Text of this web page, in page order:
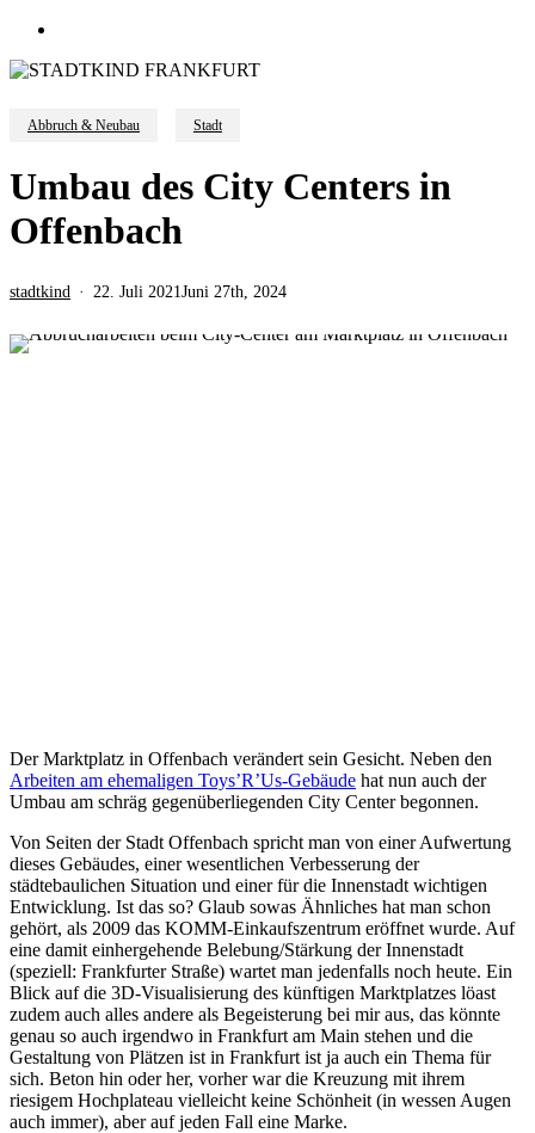
Abbruch & Neubau Stadt
Umbau des City Centers in
Offenbach
stadtkind 22. Juli 2021 Juni 27th, 2024
Der Marktplatz in Offenbach verändert sein Gesicht. Neben den
Arbeiten am ehemaligen Toys’R’Us-Gebäude hat nun auch der
Umbau am schräg gegenüberliegenden City Center begonnen.
Von Seiten der Stadt Offenbach spricht man von einer Aufwertung
dieses Gebäudes, einer wesentlichen Verbesserung der
städtebaulichen Situation und einer für die Innenstadt wichtigen
Entwicklung. Ist das so? Glaub sowas Ähnliches hat man schon
gehört, als 2009 das KOMM-Einkaufszentrum eröffnet wurde. Auf
eine damit einhergehende Belebung/Stärkung der Innenstadt
(speziell: Frankfurter Straße) wartet man jedenfalls noch heute. Ein
Blick auf die 3D-Visualisierung des künftigen Marktplatzes löast
zudem auch alles andere als Begeisterung bei mir aus, das könnte
genau so auch irgendwo in Frankfurt am Main stehen und die
Gestaltung von Plätzen ist in Frankfurt ist ja auch ein Thema für
sich. Beton hin oder her, vorher war die Kreuzung mit ihrem
riesigem Hochplateau vielleicht keine Schönheit (in wessen Augen
auch immer), aber auf jeden Fall eine Marke.